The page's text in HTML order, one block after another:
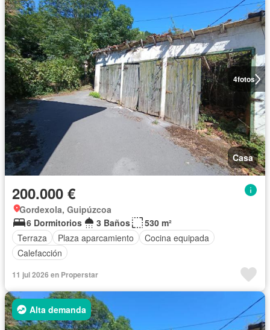
4fotos
Casa
200.000 €
Gordexola, Guipúzcoa
6 Dormitorios
3 Baños
530 m²
Terraza
Plaza aparcamiento
Cocina equipada
Calefacción
11 jul 2026 en Properstar
Alta demanda